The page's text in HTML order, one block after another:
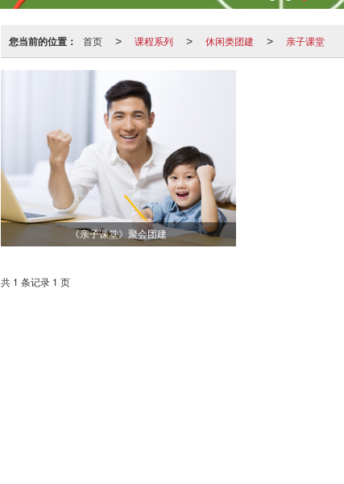
您当前的位置： 首页 > 课程系列 > 休闲类团建 > 亲子课堂
《亲子课堂》聚会团建
共 1 条记录 1 页